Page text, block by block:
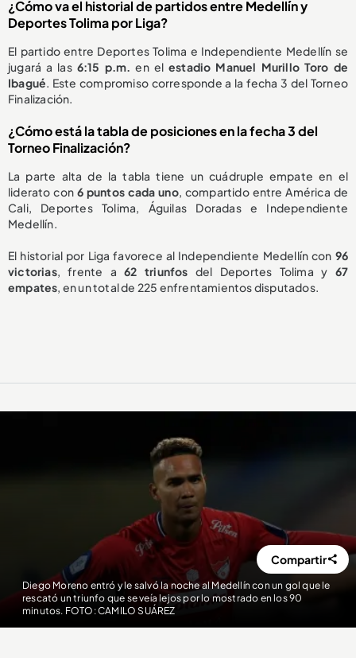
¿Cómo va el historial de partidos entre Medellín y
Deportes Tolima por Liga?
El partido entre Deportes Tolima e Independiente Medellín se
jugará a las 6:15 p.m. en elestadio Manuel Murillo Toro de
Ibagué . Este compromiso corresponde a la fecha 3 del Torneo
Finalización.
¿Cómo está la tabla de posiciones en la fecha 3 del
Torneo Finalización?
La parte alta de la tabla tiene un cuádruple empate en el
liderato con 6 puntos cada uno, compartido entre América de
Cali, Deportes Tolima, Águilas Doradas e Independiente
Medellín.
El historial por Liga favorece al Independiente Medellín con 96
victorias, frente a62 triunfos del Deportes Tolima y 67
empates , en un total de 225 enfrentamientos disputados.
Diego Moreno entró y le salvó la noche al Medellín con un gol que le
rescató un triunfo que se veía lejos por lo mostrado en los 90
minutos. FOTO: CAMILO SUÁREZ
Compartir